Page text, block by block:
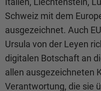
Schweiz mit dem
ausgezeichnet. Auch
Ursula von der Leyen
digitalen Botschaft an
allen ausgezeichneten
Verantwortung, die sie